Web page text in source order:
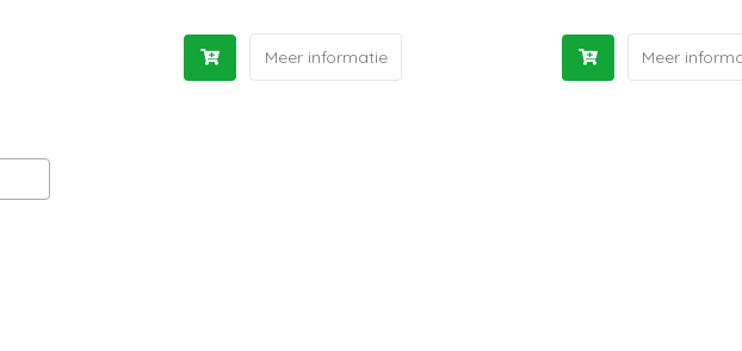
Meer informatie Meer